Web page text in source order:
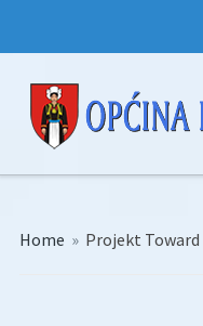
Home » Projekt Toward